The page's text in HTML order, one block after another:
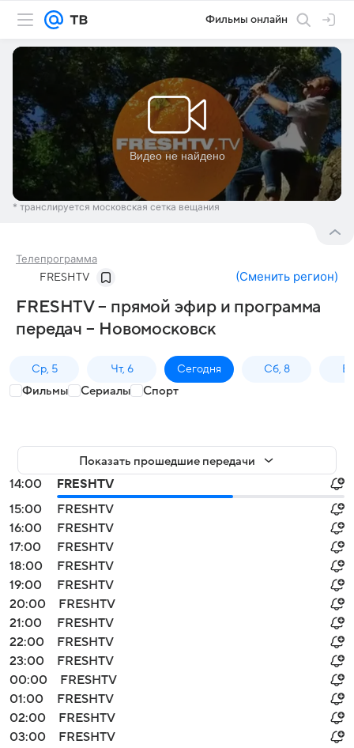
Фильмы онлайн
* транслируется московская сетка вещания
Телепрограмма
FRESHTV (Сменить регион)
FRESHTV – прямой эфир и программа
передач – Новомосковск
Ср, 5 Чт, 6 Сегодня Сб, 8
Фильмы Сериалы Спорт
Показать прошедшие передачи
14:00
FRESHTV
15:00
FRESHTV
16:00
FRESHTV
17:00
FRESHTV
18:00
FRESHTV
19:00
FRESHTV
20:00
FRESHTV
21:00
FRESHTV
22:00
FRESHTV
23:00
FRESHTV
00:00
FRESHTV
01:00
FRESHTV
02:00
FRESHTV
03:00
FRESHTV